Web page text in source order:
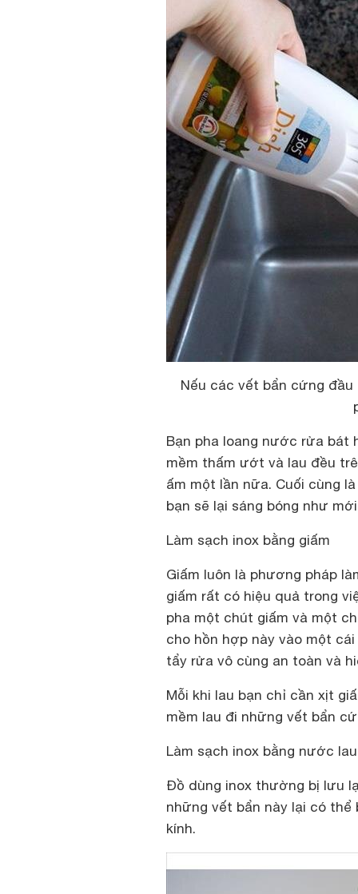
Nếu các vết bẩn cứng
Bạn pha loang nước rửa bát
mềm thấm ướt và lau đều
ấm một lần nữa. Cuối cùng
bạn sẽ lại sáng bóng như
Làm sạch inox bằng giấm
Giấm luôn là phương pháp
giấm rất có hiệu quả trong
pha một chút giấm và một
cho hồn hợp này vào một
tẩy rửa vô cùng an toàn và
Mỗi khi lau bạn chỉ cần xịt
mềm lau đi những vết bẩn
Làm sạch inox bằng nước
Đồ dùng inox thường bị lưu
những vết bẩn này lại có thể
kính.